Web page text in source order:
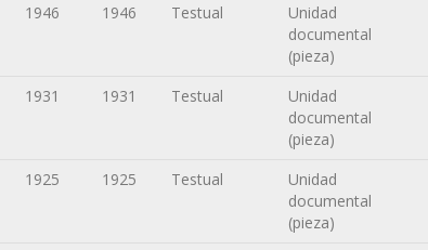
1946 1946 Testual
Unidad
documental
(pieza)
1931 1931 Testual
Unidad
documental
(pieza)
1925 1925 Testual
Unidad
documental
(pieza)